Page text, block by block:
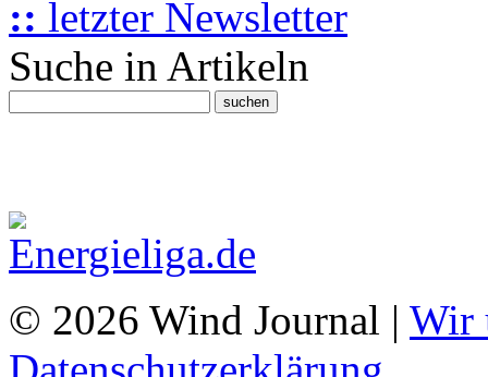
:: letzter Newsletter
Suche in Artikeln
© 2026 Wind Journal | Wir